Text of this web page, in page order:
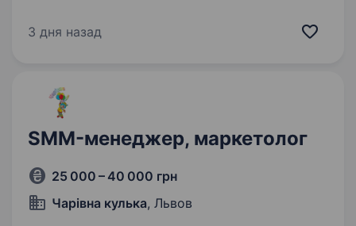
топову команду на ринку performance-
3 дня назад
SMM-менеджер, маркетолог
25 000 – 40 000 грн
Чарівна кулька, Львов